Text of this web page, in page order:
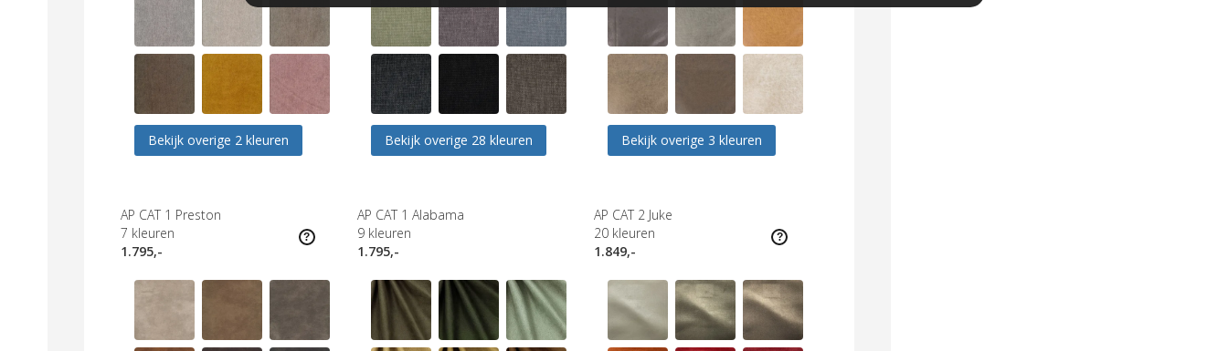
Bekijk overige 2 kleuren Bekijk overige 28 kleuren Bekijk overige 3 kleuren
AP CAT 1 Preston
7 kleuren
1.795,-
AP CAT 1 Alabama
9 kleuren
1.795,-
AP CAT 2 Juke
20 kleuren
1.849,-